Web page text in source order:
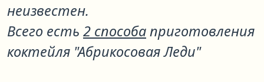
неизвестен.
Всего есть 2 способаприготовления
коктейля "Абрикосовая Леди"